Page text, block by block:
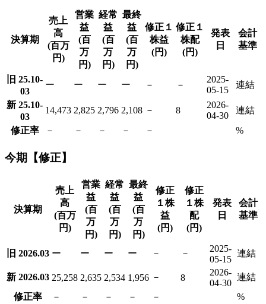
決算期
売上
高
(百万
円)
営業
益
(百
万
円)
経常
益
(百
万
円)
最終
益
(百
万
円)
修正１
株益
(円)
修正１
株配
(円)
発表
日
会計
基準
旧 25.10-
03
ー ー ー ー － －
2025-
05-15
連結
新 25.10-
03
14,473 2,825 2,796 2,108 － 8
2026-
04-30
連結
修正率
－ － － － － %
今期【修正】
決算期
売上
高
(百万
円)
営業
益
(百
万
円)
経常
益
(百
万
円)
最終
益
(百
万
円)
修正
１株
益
(円)
修正
１株
配
(円)
発表
日
会計
基準
旧 2026.03 ー ー ー ー － －
2025-
05-15
連結
新 2026.03 25,258 2,635 2,534 1,956 － 8
2026-
04-30
連結
修正率
－ － － － － %